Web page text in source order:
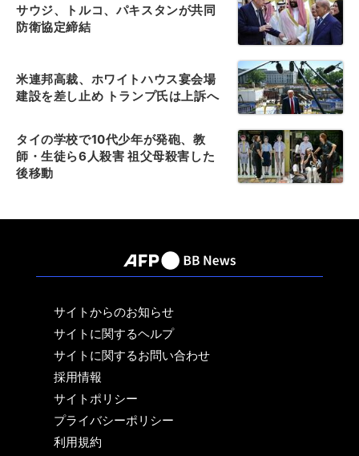
サウジ、トルコ、パキスタンが共同
防衛協定締結
米連邦高裁、ホワイトハウス宴会場
建設を差し止め トランプ氏は上訴へ
タイの学校で10代少年が発砲、教
師・生徒ら6人殺害 祖父母殺害した
後移動
サイトからのお知らせ
サイトに関するヘルプ
サイトに関するお問い合わせ
採用情報
サイトポリシー
プライバシーポリシー
利用規約